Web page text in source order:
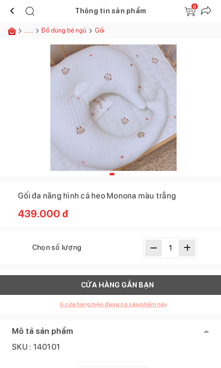
Thông tin sản phẩm
0
...... Đồ dùng bé ngủ Gối
Gối đa năng hình cá heo Monona màu trắng
439.000 đ
Chọn số lượng
CỬA HÀNG GẦN BẠN
5 cửa hàng hiện đang có sản phẩm này
Mô tả sản phẩm
SKU : 140101